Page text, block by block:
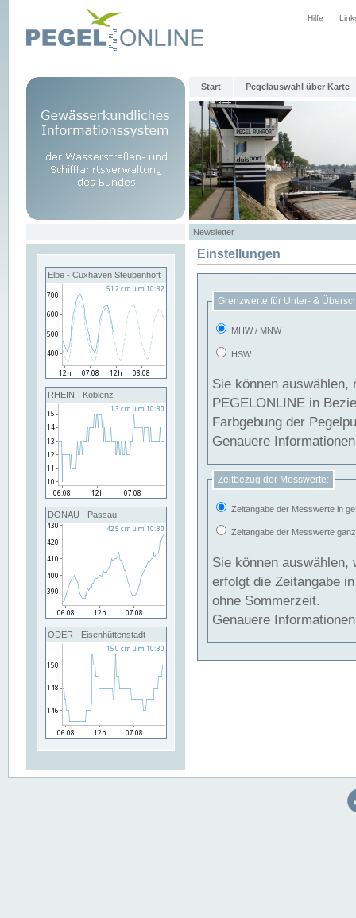
Hilfe
Start Pegelauswahl über Karte
Newsletter
Elbe - Cuxhaven Steubenhöft
RHEIN - Koblenz
DONAU - Passau
ODER - Eisenhüttenstadt
Einstellungen
Grenzwerte für Unter- &
MHW / MNW
HSW
Sie können
PEGELONLINE in Beziehung
Farbgebung der
Genauere
Zeitbezug der Messwerte:
Zeitangabe der Messwerte in
Zeitangabe der Messwerte
Sie können auswählen,
erfolgt die Zeitangabe
ohne Sommerzeit.
Genauere